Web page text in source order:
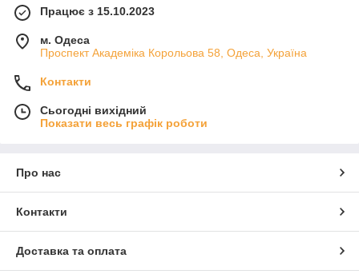
Працює з 15.10.2023
м. Одеса
Проспект Академіка Корольова 58, Одеса, Україна
Контакти
Сьогодні вихідний
Показати весь графік роботи
Про нас
Контакти
Доставка та оплата